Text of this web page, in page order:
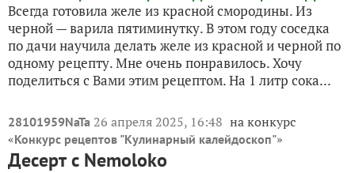
Всегда готовила желе из красной смородины. Из
черной — варила пятиминутку. В этом году соседка
по дачи научила делать желе из красной и черной по
одному рецепту. Мне очень понравилось. Хочу
поделиться с Вами этим рецептом. На 1 литр сока...
28101959NaTa 26 апреля 2025, 16:48 на конкурс
«Конкурс рецептов "Кулинарный калейдоскоп"»
Десерт с Nemoloko